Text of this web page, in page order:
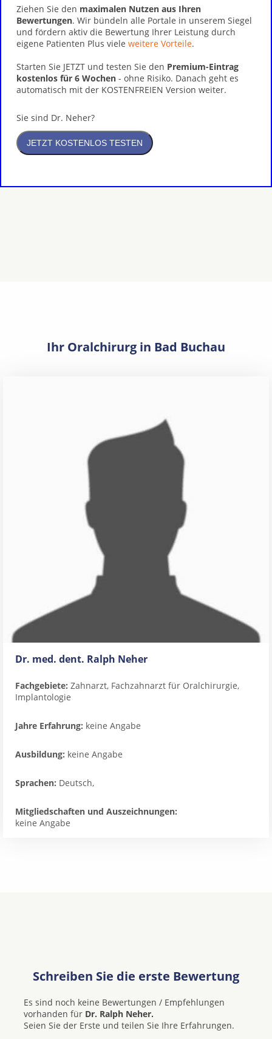
Ziehen Sie den maximalen Nutzen aus Ihren
Bewertungen. Wir bündeln alle Portale in unserem Siegel
und fördern aktiv die Bewertung Ihrer Leistung durch
eigene Patienten Plus viele weitere Vorteile.
Starten Sie JETZT und testen Sie den Premium-Eintrag
kostenlos für 6 Wochen - ohne Risiko. Danach geht es
automatisch mit der KOSTENFREIEN Version weiter.
Sie sind Dr. Neher?
Ihr Oralchirurg in Bad Buchau
Dr. med. dent. Ralph Neher
Fachgebiete: Zahnarzt, Fachzahnarzt für Oralchirurgie,
Implantologie
Jahre Erfahrung: keine Angabe
Ausbildung: keine Angabe
Sprachen: Deutsch,
Mitgliedschaften und Auszeichnungen:
keine Angabe
Schreiben Sie die erste Bewertung
Es sind noch keine Bewertungen / Empfehlungen
vorhanden für Dr. Ralph Neher.
Seien Sie der Erste und teilen Sie Ihre Erfahrungen.